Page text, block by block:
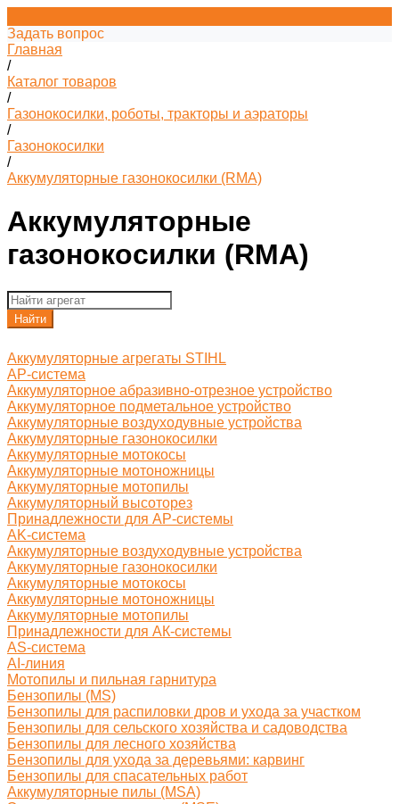
Задать вопрос
Главная
/
Каталог товаров
/
Газонокосилки, роботы, тракторы и аэраторы
/
Газонокосилки
/
Аккумуляторные газонокосилки (RMA)
Аккумуляторные
газонокосилки (RMA)
Найти
Аккумуляторные агрегаты STIHL
AP-система
Аккумуляторное абразивно-отрезное устройство
Аккумуляторное подметальное устройство
Аккумуляторные воздуходувные устройства
Аккумуляторные газонокосилки
Аккумуляторные мотокосы
Аккумуляторные мотоножницы
Аккумуляторные мотопилы
Аккумуляторный высоторез
Принадлежности для AP-системы
AK-система
Аккумуляторные воздуходувные устройства
Аккумуляторные газонокосилки
Аккумуляторные мотокосы
Аккумуляторные мотоножницы
Аккумуляторные мотопилы
Принадлежности для АК-системы
AS-система
AI-линия
Мотопилы и пильная гарнитура
Бензопилы (MS)
Бензопилы для распиловки дров и ухода за участком
Бензопилы для сельского хозяйства и садоводства
Бензопилы для лесного хозяйства
Бензопилы для ухода за деревьями: карвинг
Бензопилы для спасательных работ
Аккумуляторные пилы (MSA)